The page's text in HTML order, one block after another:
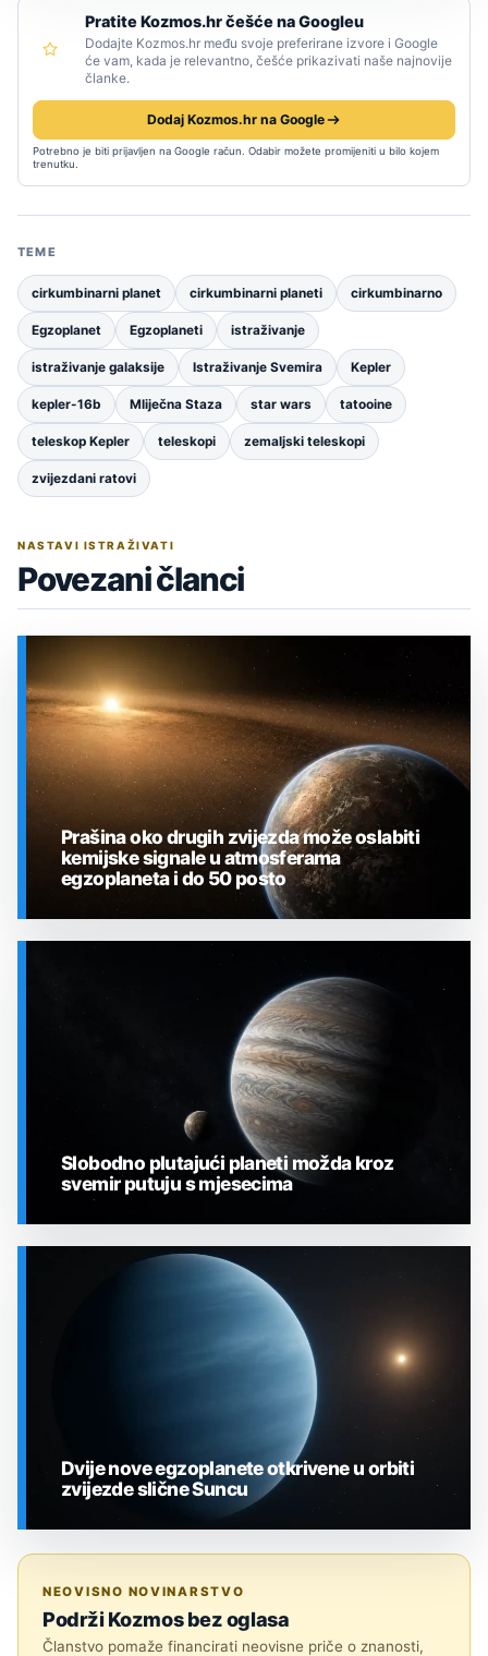
Pratite Kozmos.hr češće na Googleu
Dodajte Kozmos.hr među svoje preferirane izvore i Google
će vam, kada je relevantno, češće prikazivati naše najnovije
članke.
Dodaj Kozmos.hr na Google
Potrebno je biti prijavljen na Google račun. Odabir možete promijeniti u bilo kojem
trenutku.
TEME
cirkumbinarni planet cirkumbinarni planeti cirkumbinarno
Egzoplanet Egzoplaneti istraživanje
istraživanje galaksije Istraživanje Svemira Kepler
kepler-16b Mliječna Staza star wars tatooine
teleskop Kepler teleskopi zemaljski teleskopi
zvijezdani ratovi
NASTAVI ISTRAŽIVATI
Povezani članci
Prašina oko drugih zvijezda može oslabiti
kemijske signale u atmosferama
egzoplaneta i do 50 posto
Slobodno plutajući planeti možda kroz
svemir putuju s mjesecima
Dvije nove egzoplanete otkrivene u orbiti
zvijezde slične Suncu
NEOVISNO NOVINARSTVO
Podrži Kozmos bez oglasa
Članstvo pomaže financirati neovisne priče o znanosti,